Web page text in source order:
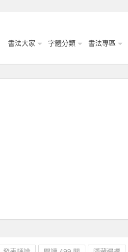
書法大家 字體分類 書法專區